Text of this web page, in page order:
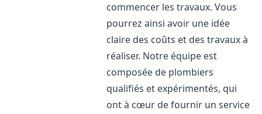
commencer les travaux. Vous
pourrez ainsi avoir une idée
claire des coûts et des travaux à
réaliser. Notre équipe est
composée de plombiers
qualifiés et expérimentés, qui
ont à cœur de fournir un service